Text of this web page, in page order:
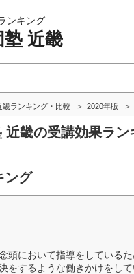
ンキング
塾 近畿
畿ランキング・比較 2020年版
近畿の受講効果ラ
ング
頭において指導をしている
をするような働きかけをして